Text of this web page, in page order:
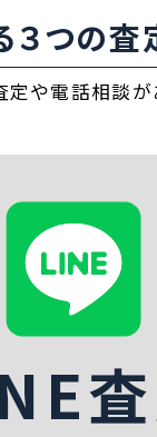
３つの査
や電話相談が